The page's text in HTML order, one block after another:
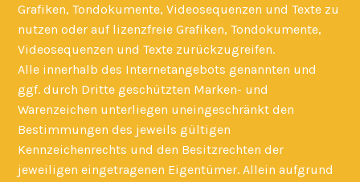
Grafiken, Tondokumente, Videosequenzen und Texte zu
nutzen oder auf lizenzfreie Grafiken, Tondokumente,
Videosequenzen und Texte zurückzugreifen.
Alle innerhalb des Internetangebots genannten und
ggf. durch Dritte geschützten Marken- und
Warenzeichen unterliegen uneingeschränkt den
Bestimmungen des jeweils gültigen
Kennzeichenrechts und den Besitzrechten der
jeweiligen eingetragenen Eigentümer. Allein aufgrund